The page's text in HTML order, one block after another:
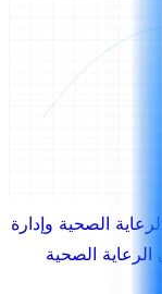
الصحية وإدارة
الرعاية الصحية